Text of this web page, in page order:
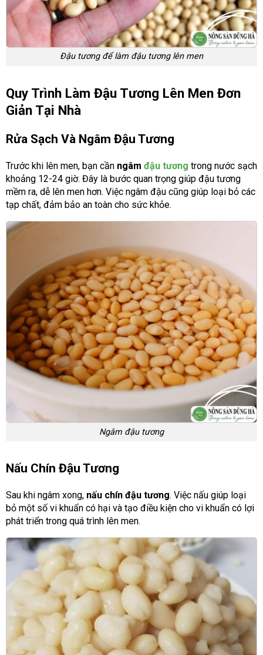
Đậu tương để làm đậu tương lên men
Quy Trình Làm Đậu Tương Lên Men Đơn
Giản Tại Nhà
Rửa Sạch Và Ngâm Đậu Tương
Trước khi lên men, bạn cần ngâm đậu tương trong nước sạch
khoảng 12-24 giờ. Đây là bước quan trọng giúp đậu tương
mềm ra, dễ lên men hơn. Việc ngâm đậu cũng giúp loại bỏ các
tạp chất, đảm bảo an toàn cho sức khỏe.
Ngâm đậu tương
Nấu Chín Đậu Tương
Sau khi ngâm xong, nấu chín đậu tương. Việc nấu giúp loại
bỏ một số vi khuẩn có hại và tạo điều kiện cho vi khuẩn có lợi
phát triển trong quá trình lên men.